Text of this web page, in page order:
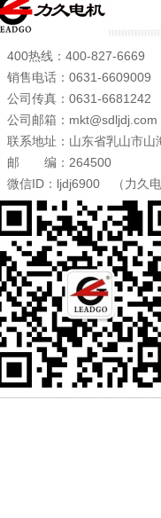
热线：400-827-6669
售电话：0631-6609009
司传真：0631-6681242
司邮箱：mkt@sdljdj.com
系地址：山东省乳山市山
编：264500
信ID：ljdj6900 （力久电